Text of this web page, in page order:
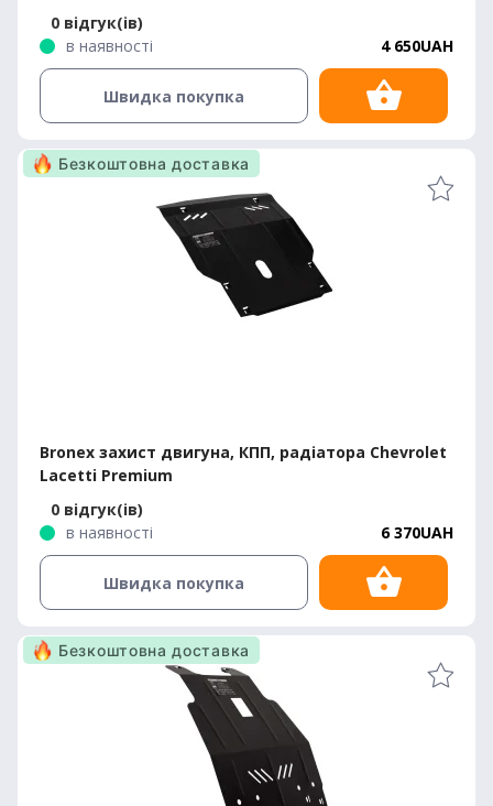
0 відгук(ів)
в наявності
4 650UAH
Швидка покупка
Bronex захист двигуна, КПП, радіатора Chevrolet
Lacetti Premium
0 відгук(ів)
в наявності
6 370UAH
Безкоштовна доставка
Швидка покупка
Безкоштовна доставка